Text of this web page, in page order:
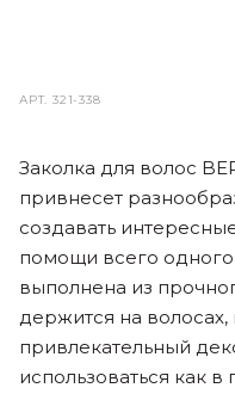
АРТ.321-338
Заколка для волос
привнесет
создавать
помощи всего одного
выполнена из
держится на
привлекательный
использоваться как